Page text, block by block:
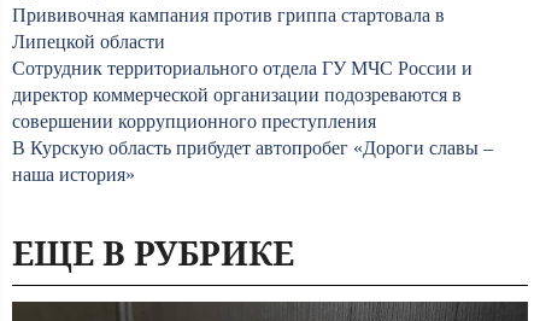
Прививочная кампания против гриппа стартовала в
Липецкой области
Сотрудник территориального отдела ГУ МЧС России и
директор коммерческой организации подозреваются в
совершении коррупционного преступления
В Курскую область прибудет автопробег «Дороги славы –
наша история»
ЕЩЕ В РУБРИКЕ